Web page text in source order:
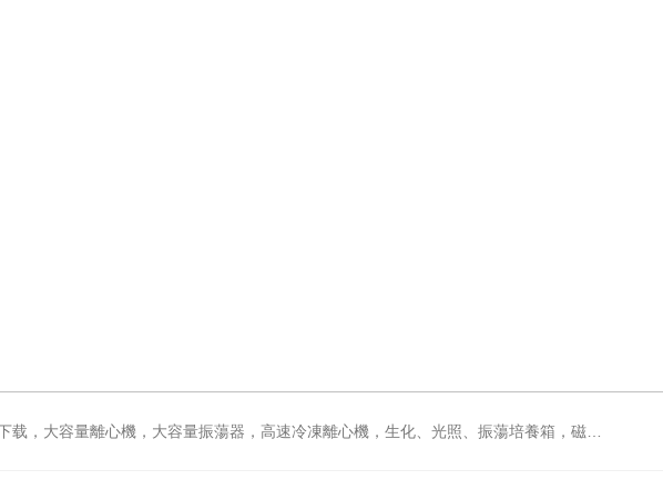
器，高速冷凍離心機，生化、光照、振蕩培養箱，磁力攪拌器，電動攪拌器，大功率電動攪拌器，強力恒速電動攪拌器，水浴鍋，油浴鍋，油浴，石英亞沸蒸餾水器，箱式電阻爐，不鏽鋼真空幹燥箱